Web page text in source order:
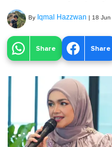
By Iqmal Hazzwan | 18
Share Share